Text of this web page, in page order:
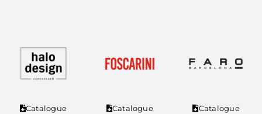
Catalogue Catalogue Catalogue